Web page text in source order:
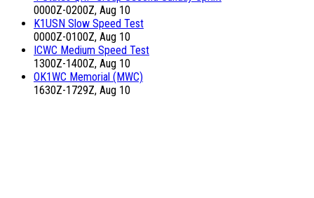
0000Z-0200Z, Aug 10
K1USN Slow Speed Test
0000Z-0100Z, Aug 10
ICWC Medium Speed Test
1300Z-1400Z, Aug 10
OK1WC Memorial (MWC)
1630Z-1729Z, Aug 10